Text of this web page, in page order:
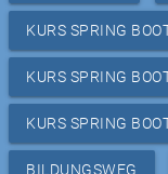
KURS SPRING
KURS SPRING
KURS SPRING
BILDUNGSWEG